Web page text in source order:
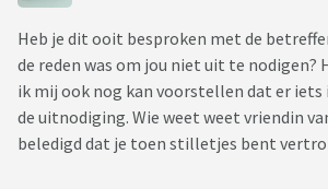
Heb je dit ooit besproken met de
de reden was om jou niet uit te nodigen?
ik mij ook nog kan voorstellen dat er iets
de uitnodiging. Wie weet weet vriendin
beledigd dat je toen stilletjes bent